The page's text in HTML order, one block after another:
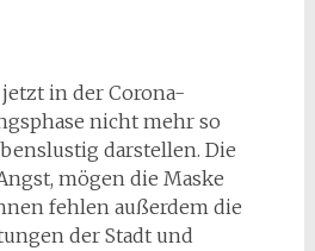
in der Corona-
nicht mehr so
darstellen. Die
mögen die Maske
fehlen außerdem die
der Stadt und